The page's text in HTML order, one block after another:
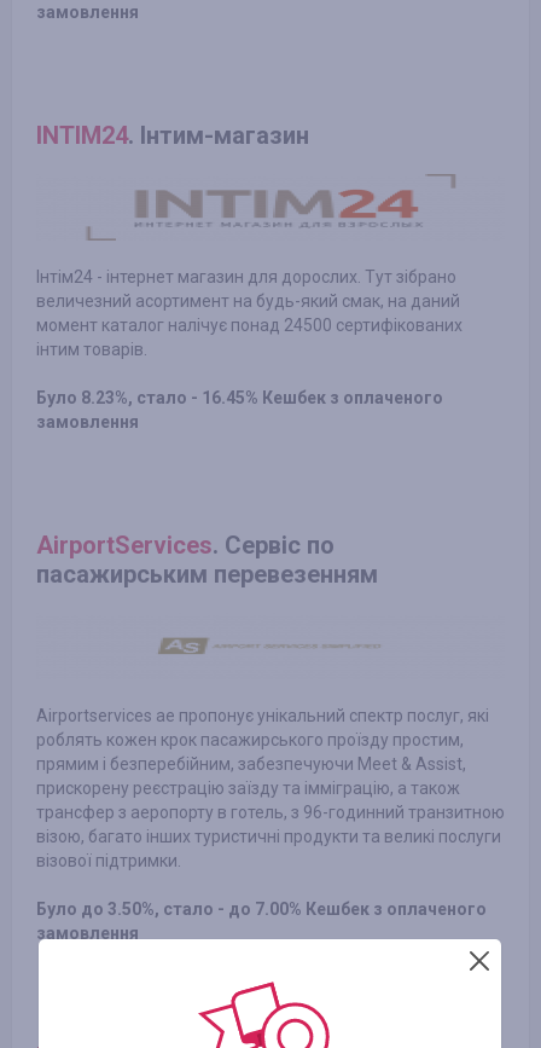
замовлення
INTIM24. Інтим-магазин
Інтім24 - інтернет магазин для дорослих. Тут зібрано
величезний асортимент на будь-який смак, на даний
момент каталог налічує понад 24500 сертифікованих
інтим товарів.
Було 8.23%, стало - 16.45% Кешбек з оплаченого
замовлення
AirportServices. Сервіс по
пасажирським перевезенням
Airportservices ae пропонує унікальний спектр послуг, які
роблять кожен крок пасажирського проїзду простим,
прямим і безперебійним, забезпечуючи Meet & Assist,
прискорену реєстрацію заїзду та імміграцію, а також
трансфер з аеропорту в готель, з 96-годинний транзитною
візою, багато інших туристичні продукти та великі послуги
візової підтримки.
Було до 3.50%, стало - до 7.00% Кешбек з оплаченого
замовлення